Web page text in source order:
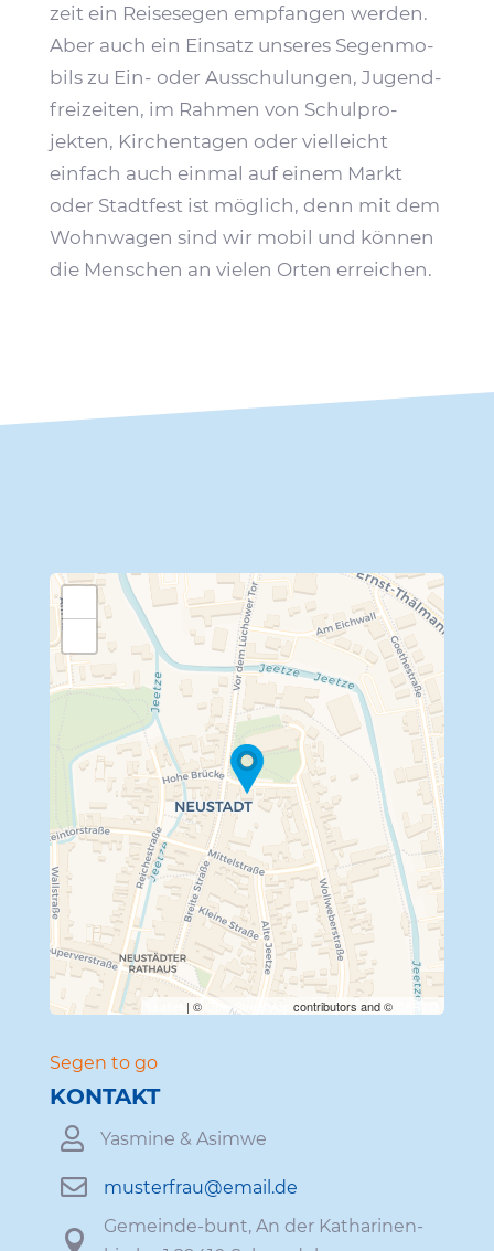
zeit ein Reise­segen empfangen werden.
Aber auch ein Einsatz unseres Segen­mo­
bils zu Ein- oder Ausschu­lungen, Jugend­
frei­zeiten, im Rahmen von Schul­pro­
jekten, Kirchen­tagen oder viel­leicht
einfach auch einmal auf einem Markt
oder Stadt­fest ist möglich, denn mit dem
Wohn­wagen sind wir mobil und können
die Menschen an vielen Orten erreichen.
Travelers' Map wird geladen …
Wenn du dies siehst, nachdem
deine Seite vollständig geladen
wurde, fehlen leafletJS-Dateien.
| © OpenStreetMap contributors and © CARTO
Segen to go
KONTAKT

Yasmine & Asimwe
 musterfrau@​email.​de

Gemeinde-bunt, An der Katha­ri­nen­